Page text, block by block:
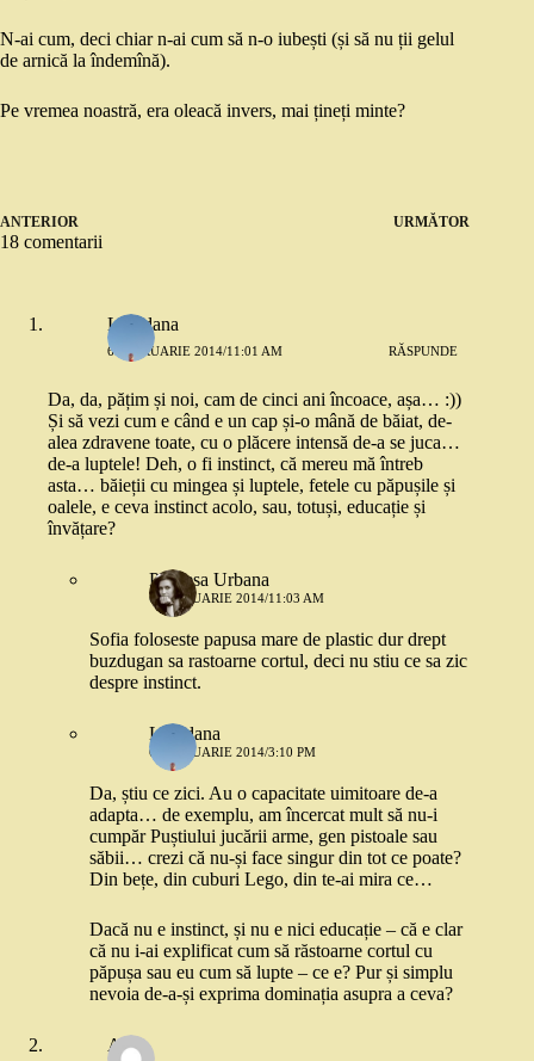
N-ai cum, deci chiar n-ai cum să n-o iubești (și să nu ții gelul
de arnică la îndemînă).
Pe vremea noastră, era oleacă invers, mai țineți minte?
ANTERIOR URMĂTOR
18 comentarii
Loredana
6 FEBRUARIE 2014/11:01 AM RĂSPUNDE
Da, da, pățim și noi, cam de cinci ani încoace, așa… :))
Și să vezi cum e când e un cap și-o mână de băiat, de-
alea zdravene toate, cu o plăcere intensă de-a se juca…
de-a luptele! Deh, o fi instinct, că mereu mă întreb
asta… băieții cu mingea și luptele, fetele cu păpușile și
oalele, e ceva instinct acolo, sau, totuși, educație și
învățare?
Printesa Urbana
6 FEBRUARIE 2014/11:03 AM
Sofia foloseste papusa mare de plastic dur drept
buzdugan sa rastoarne cortul, deci nu stiu ce sa zic
despre instinct.
Loredana
6 FEBRUARIE 2014/3:10 PM
Da, știu ce zici. Au o capacitate uimitoare de-a
adapta… de exemplu, am încercat mult să nu-i
cumpăr Puștiului jucării arme, gen pistoale sau
săbii… crezi că nu-și face singur din tot ce poate?
Din bețe, din cuburi Lego, din te-ai mira ce…
Dacă nu e instinct, și nu e nici educație – că e clar
că nu i-ai explificat cum să răstoarne cortul cu
păpușa sau eu cum să lupte – ce e? Pur și simplu
nevoia de-a-și exprima dominația asupra a ceva?
Anca